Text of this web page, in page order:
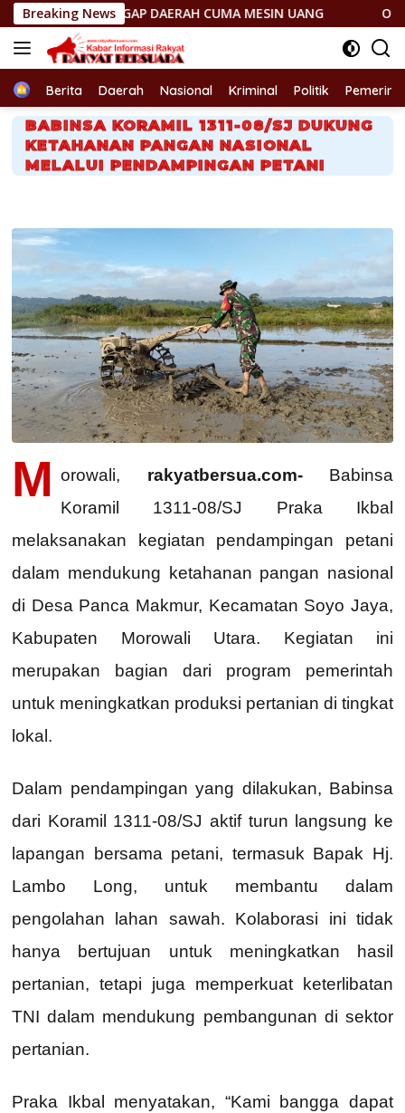
Langsung
ke
konten
Breaking News
DAERAH CUMA MESIN UANG OMONG KOSONG!
HomeBerita Daerah Nasional Kriminal Politik
BABINSA KORAMIL 1311-08/SJ DUKUNG
KETAHANAN PANGAN NASIONAL
MELALUI PENDAMPINGAN PETANI
M orowali, rakyatbersua.com-Babinsa
Koramil 1311-08/SJ Praka Ikbal
melaksanakan kegiatan pendampingan petani
dalam mendukung ketahanan pangan nasional
di Desa Panca Makmur, Kecamatan Soyo Jaya,
Kabupaten Morowali Utara. Kegiatan ini
merupakan bagian dari program pemerintah
untuk meningkatkan produksi pertanian di tingkat
lokal.
Dalam pendampingan yang dilakukan, Babinsa
dari Koramil 1311-08/SJ aktif turun langsung ke
lapangan bersama petani, termasuk Bapak Hj.
Lambo Long, untuk membantu dalam
pengolahan lahan sawah. Kolaborasi ini tidak
hanya bertujuan untuk meningkatkan hasil
pertanian, tetapi juga memperkuat keterlibatan
TNI dalam mendukung pembangunan di sektor
pertanian.
Praka Ikbal menyatakan, “Kami bangga dapat